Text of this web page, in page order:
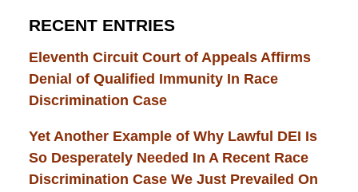
RECENT ENTRIES
Eleventh Circuit Court of Appeals Affirms
Denial of Qualified Immunity In Race
Discrimination Case
Yet Another Example of Why Lawful DEI Is
So Desperately Needed In A Recent Race
Discrimination Case We Just Prevailed On